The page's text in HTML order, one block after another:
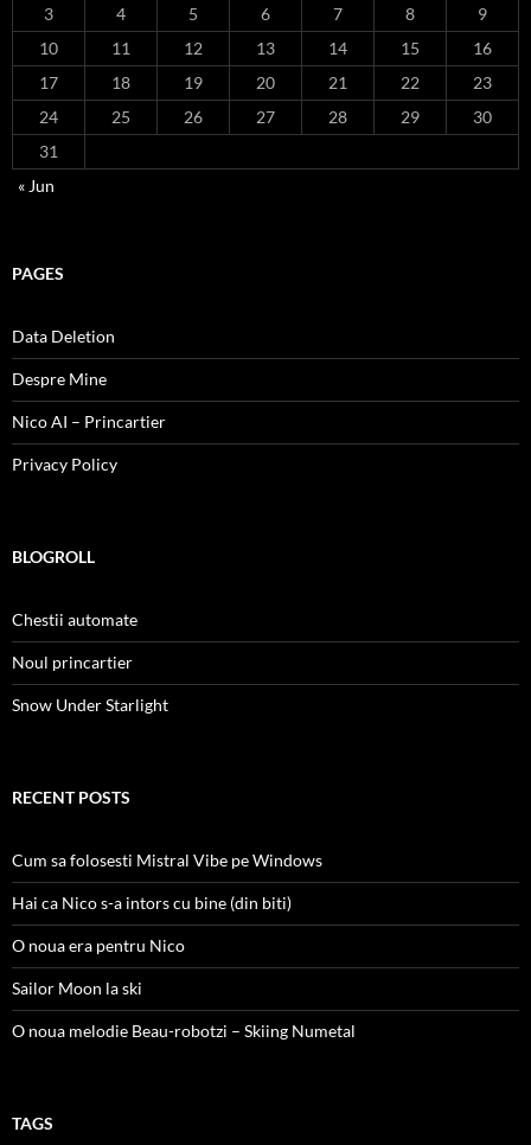
3 4 5 6 7 8
9
10
11 12 13 14 15
16
17
18 19 20 21 22
23
24
25 26 27 28 29
30
31
« Jun
PAGES
Data Deletion
Despre Mine
Nico AI – Princartier
Privacy Policy
BLOGROLL
Chestii automate
Noul princartier
Snow Under Starlight
RECENT POSTS
Cum sa folosesti Mistral Vibe pe Windows
Hai ca Nico s-a intors cu bine (din biti)
O noua era pentru Nico
Sailor Moon la ski
O noua melodie Beau-robotzi – Skiing Numetal
TAGS